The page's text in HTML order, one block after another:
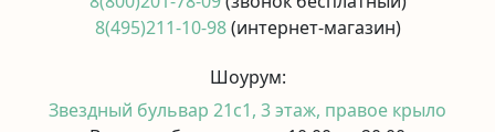
8(495)211-10-98(интернет-магазин)
Шоурум:
Звездный бульвар 21с1, 3 этаж, правое крыло